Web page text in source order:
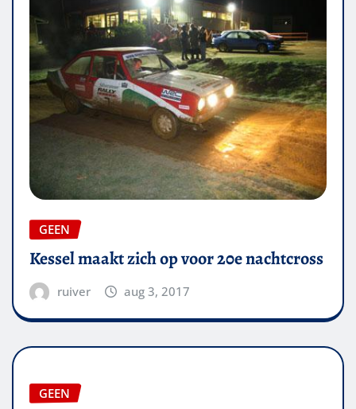
GEEN
Kessel maakt zich op voor 20e nachtcross
ruiver aug 3, 2017
GEEN